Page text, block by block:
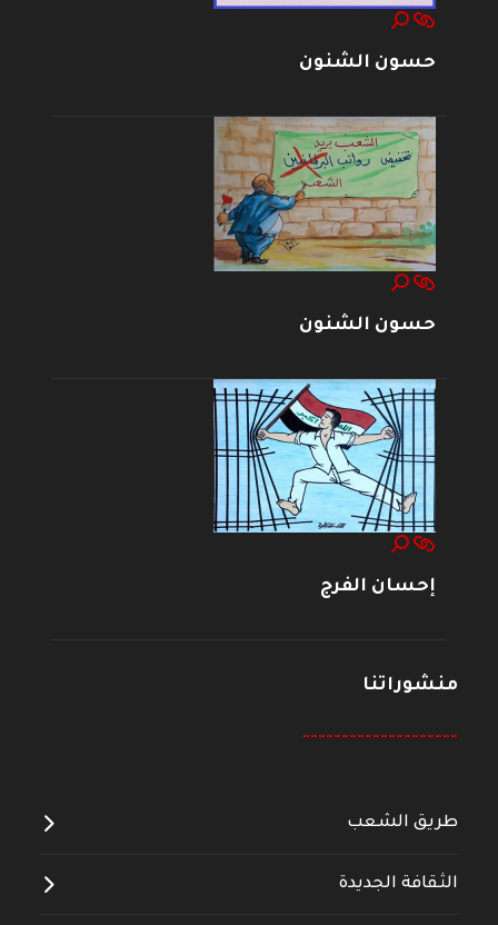
حسون الشنون
حسون الشنون
إحسان الفرج
منشوراتنا
--------------------
طريق الشعب
الثقافة الجديدة